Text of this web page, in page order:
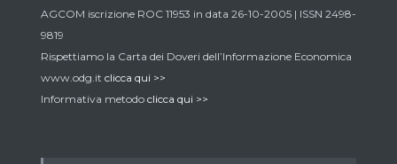
AGCOM iscrizione ROC 11953 in data 26-10-2005 | ISSN 2498-
9819
Rispettiamo la Carta dei Doveri dell’Informazione Economica
www.odg.it clicca qui >>
Informativa metodo clicca qui >>